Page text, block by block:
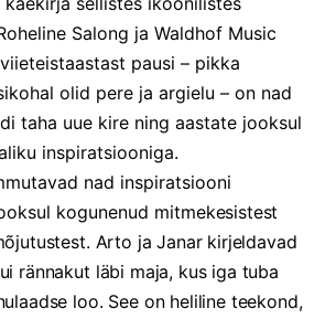
Salong ja Waldhof Music
pausi – pikka
olid pere ja argielu – on nad
taha uue kire ning aastate jooksul
inspiratsiooniga.
nad inspiratsiooni
kogunenud mitmekesistest
Arto ja Janar kirjeldavad
rännakut läbi maja, kus iga tuba
loo. See on heliline teekond,